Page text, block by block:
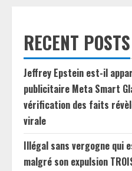
RECENT POSTS
Jeffrey Epstein est-il
publicitaire Meta Smart
vérification des faits
virale
Illégal sans vergogne qui
malgré son expulsion